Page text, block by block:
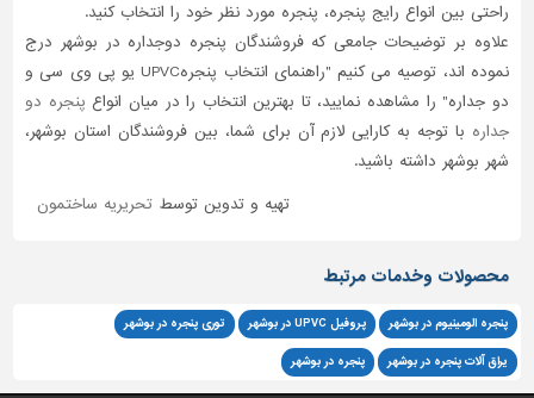
راحتی بین انواع رایج پنجره، پنجره مورد نظر خود را انتخاب کنید.
علاوه بر توضیحات جامعی که فروشندگان پنجره دوجداره در بوشهر درج
نموده اند، توصیه می کنیم "راهنمای انتخاب پنجرهUPVC یو پی وی سی و
دو جداره" را مشاهده نمایید، تا بهترین انتخاب را در میان انواع پنجره دو
جداره با توجه به کارایی لازم آن برای شما، بین فروشندگان استان بوشهر،
شهر بوشهر داشته باشید.
تهیه و تدوین توسط تحریریه ساختمون
محصولات وخدمات مرتبط
پنجره الومینیوم در بوشهر پروفیل UPVC در بوشهر توری پنجره در بوشهر
یراق آلات پنجره در بوشهر پنجره در بوشهر